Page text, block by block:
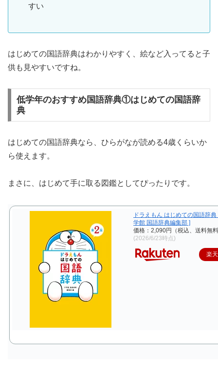
すい
はじめての国語辞典はわかりやすく、絵など入ってると子
供も見やすいですね。
低学年のおすすめ国語辞典①はじめての国語辞
典
はじめての国語辞典なら、ひらがなが読める4歳くらいか
ら使えます。
まさに、はじめて手に取る図鑑としてぴったりです。
ドラえもん はじめての国語辞
学館 国語辞典編集部 ]
価格：2,090円（税込、送料無
(2026/6/23時点)
楽